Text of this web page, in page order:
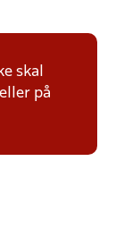
skal
eller på